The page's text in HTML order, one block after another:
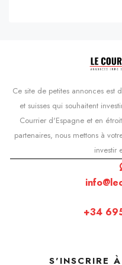
Ce site de petites annonces est
et suisses qui souhaitent
Courrier d'Espagne et en
partenaires, nous mettons à
investir
+34
S'INSCRIRE